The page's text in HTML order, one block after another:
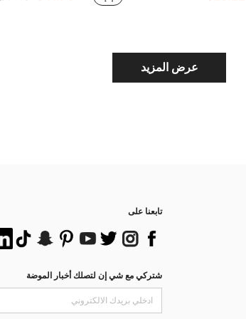
عرض المزيد
تابعنا على
شتركي مع شي إن لتصلك أخبار الموضة